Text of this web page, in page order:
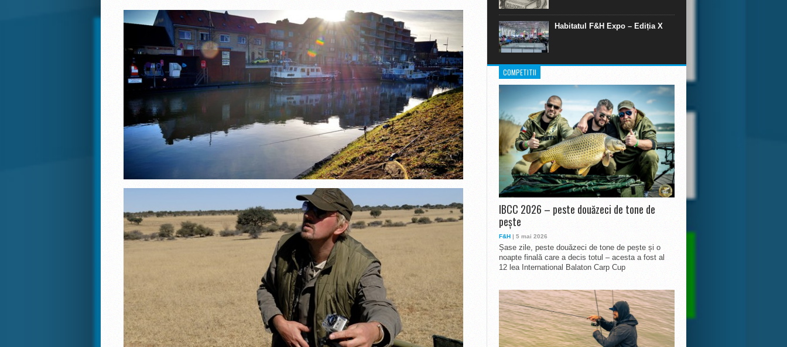
Habitatul F&H Expo – Ediția X
COMPETITII
IBCC 2026 – peste douăzeci de tone de
pește
F&H | 5 mai 2026
Șase zile, peste douăzeci de tone de pește și o
noapte finală care a decis totul – acesta a fost al
12 lea International Balaton Carp Cup